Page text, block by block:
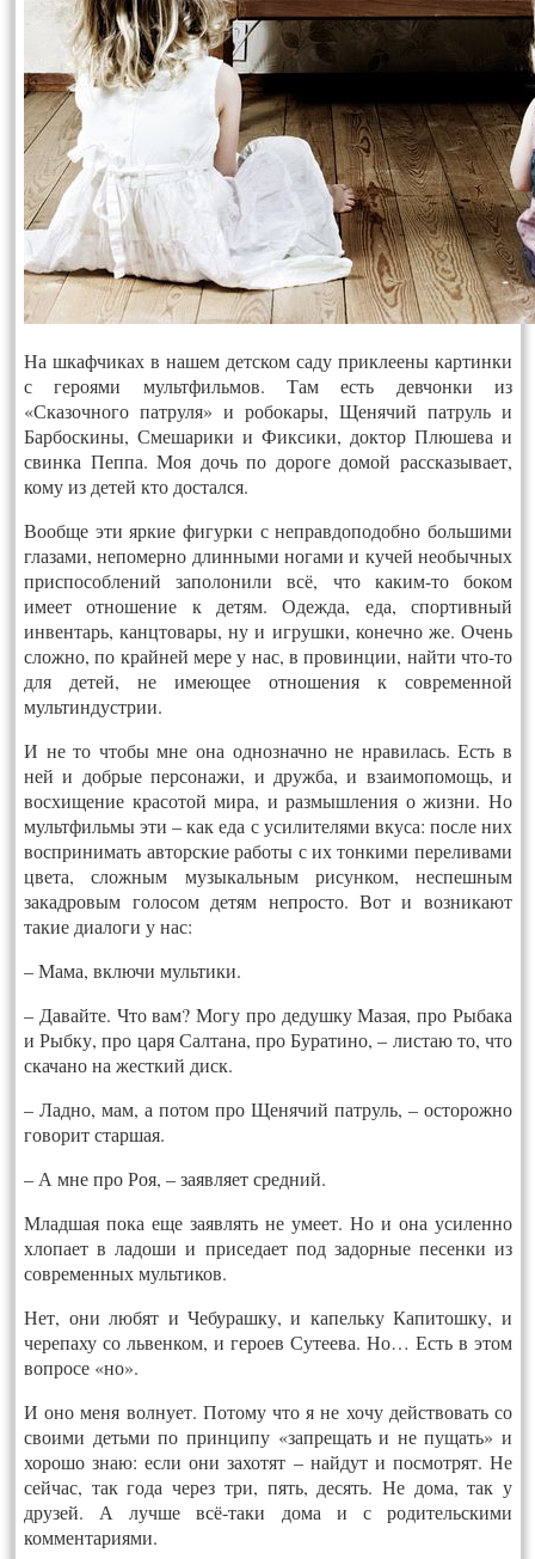
На шкафчиках в нашем детском саду приклеены картинки
с героями мультфильмов. Там есть девчонки из
«Сказочного патруля» и робокары, Щенячий патруль и
Барбоскины, Смешарики и Фиксики, доктор Плюшева и
свинка Пеппа. Моя дочь по дороге домой рассказывает,
кому из детей кто достался.
Вообще эти яркие фигурки с неправдоподобно большими
глазами, непомерно длинными ногами и кучей необычных
приспособлений заполонили всё, что каким-то боком
имеет отношение к детям. Одежда, еда, спортивный
инвентарь, канцтовары, ну и игрушки, конечно же. Очень
сложно, по крайней мере у нас, в провинции, найти что-то
для детей, не имеющее отношения к современной
мультиндустрии.
И не то чтобы мне она однозначно не нравилась. Есть в
ней и добрые персонажи, и дружба, и взаимопомощь, и
восхищение красотой мира, и размышления о жизни. Но
мультфильмы эти – как еда с усилителями вкуса: после них
воспринимать авторские работы с их тонкими переливами
цвета, сложным музыкальным рисунком, неспешным
закадровым голосом детям непросто. Вот и возникают
такие диалоги у нас:
– Мама, включи мультики.
– Давайте. Что вам? Могу про дедушку Мазая, про Рыбака
и Рыбку, про царя Салтана, про Буратино, – листаю то, что
скачано на жесткий диск.
– Ладно, мам, а потом про Щенячий патруль, – осторожно
говорит старшая.
– А мне про Роя, – заявляет средний.
Младшая пока еще заявлять не умеет. Но и она усиленно
хлопает в ладоши и приседает под задорные песенки из
современных мультиков.
Нет, они любят и Чебурашку, и капельку Капитошку, и
черепаху со львенком, и героев Сутеева. Но… Есть в этом
вопросе «но».
И оно меня волнует. Потому что я не хочу действовать со
своими детьми по принципу «запрещать и не пущать» и
хорошо знаю: если они захотят – найдут и посмотрят. Не
сейчас, так года через три, пять, десять. Не дома, так у
друзей. А лучше всё-таки дома и с родительскими
комментариями.